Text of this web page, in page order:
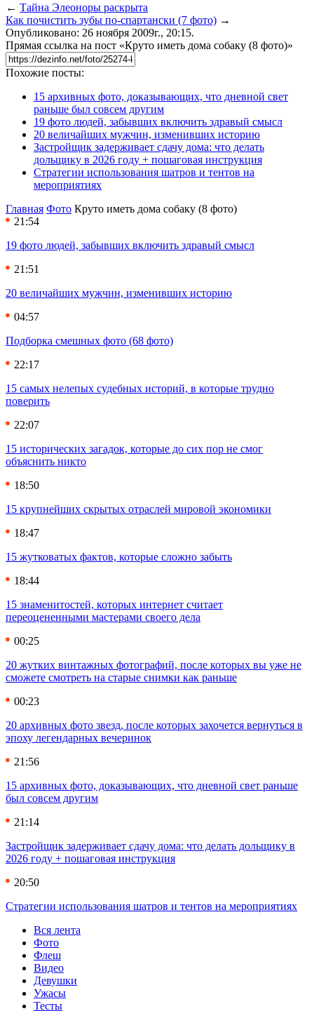
← Тайна Элеоноры раскрыта
Как почистить зубы по-спартански (7 фото) →
Опубликовано: 26 ноября 2009г., 20:15.
Прямая ссылка на пост «Круто иметь дома собаку (8 фото)»
Похожие посты:
15 архивных фото, доказывающих, что дневной свет
раньше был совсем другим
19 фото людей, забывших включить здравый смысл
20 величайших мужчин, изменивших историю
Застройщик задерживает сдачу дома: что делать
дольщику в 2026 году + пошаговая инструкция
Стратегии использования шатров и тентов на
мероприятиях
Главная Фото Круто иметь дома собаку (8 фото)
21:54
19 фото людей, забывших включить здравый смысл
21:51
20 величайших мужчин, изменивших историю
04:57
Подборка смешных фото (68 фото)
22:17
15 самых нелепых судебных историй, в которые трудно
поверить
22:07
15 исторических загадок, которые до сих пор не смог
объяснить никто
18:50
15 крупнейших скрытых отраслей мировой экономики
18:47
15 жутковатых фактов, которые сложно забыть
18:44
15 знаменитостей, которых интернет считает
переоцененными мастерами своего дела
00:25
20 жутких винтажных фотографий, после которых вы уже не
сможете смотреть на старые снимки как раньше
00:23
20 архивных фото звезд, после которых захочется вернуться в
эпоху легендарных вечеринок
21:56
15 архивных фото, доказывающих, что дневной свет раньше
был совсем другим
21:14
Застройщик задерживает сдачу дома: что делать дольщику в
2026 году + пошаговая инструкция
20:50
Стратегии использования шатров и тентов на мероприятиях
Вся лента
Фото
Флеш
Видео
Девушки
Ужасы
Тесты